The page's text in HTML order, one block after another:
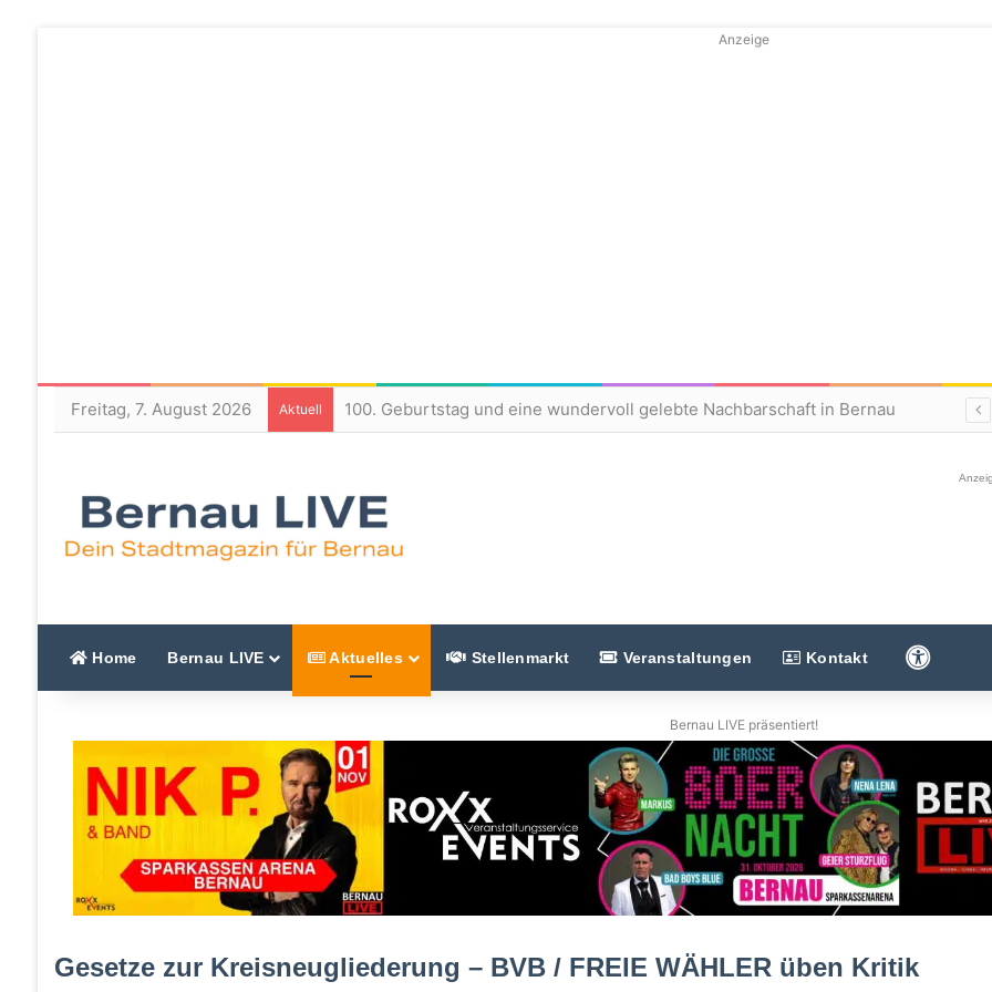
Anzeige
Freitag, 7. August 2026 Aktuell 100. Geburtstag und eine wundervoll gelebte Nachbarschaft in Bernau
Home Bernau LIVE Aktuelles Stellenmarkt Veranstaltungen Kontakt
Bernau LIVE präsentiert!
Gesetze zur Kreisneugliederung – BVB / FREIE WÄHLER üben Kritik